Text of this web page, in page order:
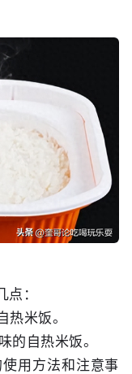
：
米饭。
的自热米饭。
用方法和注意事